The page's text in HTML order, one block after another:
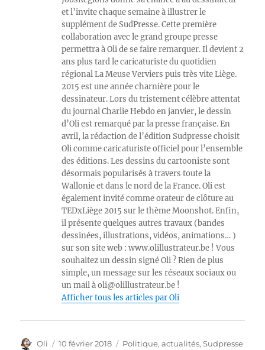
et l’invite chaque semaine à illustrer le
supplément de SudPresse. Cette première
collaboration avec le grand groupe presse
permettra à Oli de se faire remarquer. Il devient 2
ans plus tard le caricaturiste du quotidien
régional La Meuse Verviers puis très vite Liège.
2015 est une année charnière pour le
dessinateur. Lors du tristement célèbre attentat
du journal Charlie Hebdo en janvier, le dessin
d’Oli est remarqué par la presse française. En
avril, la rédaction de l’édition Sudpresse choisit
Oli comme caricaturiste officiel pour l’ensemble
des éditions. Les dessins du cartooniste sont
désormais popularisés à travers toute la
Wallonie et dans le nord de la France. Oli est
également invité comme orateur de clôture au
TEDxLiège 2015 sur le thème Moonshot. Enfin,
il présente quelques autres travaux (bandes
dessinées, illustrations, vidéos, animations… )
sur son site web : www.olillustrateur.be ! Vous
souhaitez un dessin signé Oli ? Rien de plus
simple, un message sur les réseaux sociaux ou
un mail à oli@olillustrateur.be !
Afficher tous les articles par Oli
Auteur
Oli Publié
10 février 2018 Catégories
Politique, actualités,Sudpresse